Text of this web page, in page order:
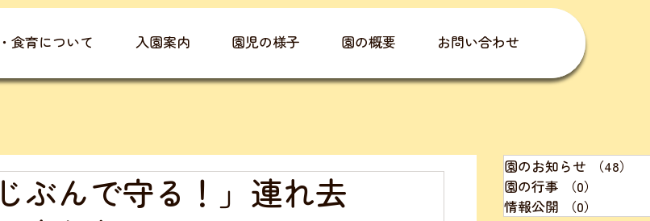
食育について 入園案内 園児の様子 園の概要 お問い合わせ
ぶんで守る！」連れ去
園のお知らせ （48）
園の行事
（0）
情報公開
（0）